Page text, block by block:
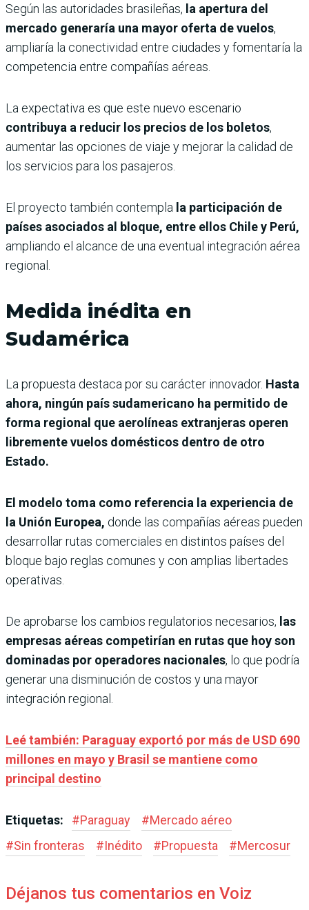
Según las autoridades brasileñas, la apertura del
mercado generaría una mayor oferta de vuelos,
ampliaría la conectividad entre ciudades y fomentaría la
competencia entre compañías aéreas.
La expectativa es que este nuevo escenario
contribuya a reducir los precios de los boletos,
aumentar las opciones de viaje y mejorar la calidad de
los servicios para los pasajeros.
El proyecto también contempla la participación de
países asociados al bloque, entre ellos Chile y Perú,
ampliando el alcance de una eventual integración aérea
regional.
Medida inédita en
Sudamérica
La propuesta destaca por su carácter innovador. Hasta
ahora, ningún país sudamericano ha permitido de
forma regional que aerolíneas extranjeras operen
libremente vuelos domésticos dentro de otro
Estado.
El modelo toma como referencia la experiencia de
la Unión Europea, donde las compañías aéreas pueden
desarrollar rutas comerciales en distintos países del
bloque bajo reglas comunes y con amplias libertades
operativas.
De aprobarse los cambios regulatorios necesarios, las
empresas aéreas competirían en rutas que hoy son
dominadas por operadores nacionales, lo que podría
generar una disminución de costos y una mayor
integración regional.
Leé también: Paraguay exportó por más de USD 690
millones en mayo y Brasil se mantiene como
principal destino
Etiquetas: #Paraguay #Mercado aéreo
#Sin fronteras #Inédito #Propuesta #Mercosur
Déjanos tus comentarios en Voiz